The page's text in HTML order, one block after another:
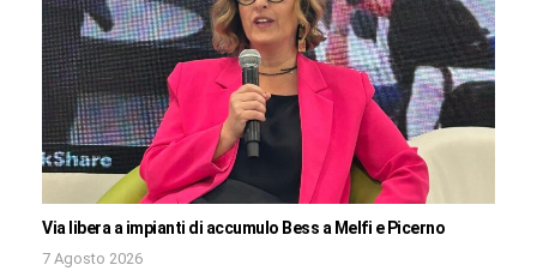
Via libera a impianti di accumulo Bess a Melfi e Picerno
7 Agosto 2026